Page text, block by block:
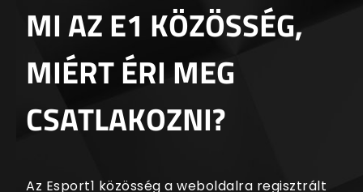
MI AZ E1 KÖZÖSSÉG,
MIÉRT ÉRI MEG
CSATLAKOZNI?
Az Esport1 közösség a weboldalra regisztrált